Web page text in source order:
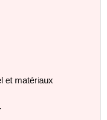
et matériaux